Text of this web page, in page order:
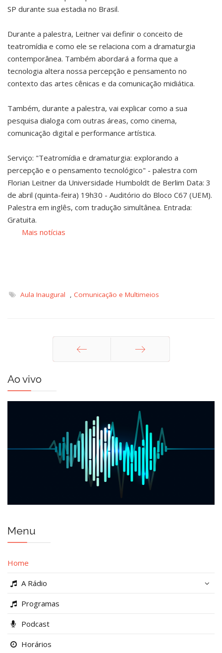
SP durante sua estadia no Brasil.
Durante a palestra, Leitner vai definir o conceito de
teatromídia e como ele se relaciona com a dramaturgia
contemporânea. Também abordará a forma que a
tecnologia altera nossa percepção e pensamento no
contexto das artes cênicas e da comunicação midiática.
Também, durante a palestra, vai explicar como a sua
pesquisa dialoga com outras áreas, como cinema,
comunicação digital e performance artística.
Serviço: "Teatromídia e dramaturgia: explorando a
percepção e o pensamento tecnológico" - palestra com
Florian Leitner da Universidade Humboldt de Berlim Data: 3
de abril (quinta-feira) 19h30 - Auditório do Bloco C67 (UEM).
Palestra em inglês, com tradução simultânea. Entrada:
Gratuita.
Mais notícias
Aula Inaugural , Comunicação e Multimeios
Ao vivo
Menu
Home
A Rádio
Programas
Podcast
Horários